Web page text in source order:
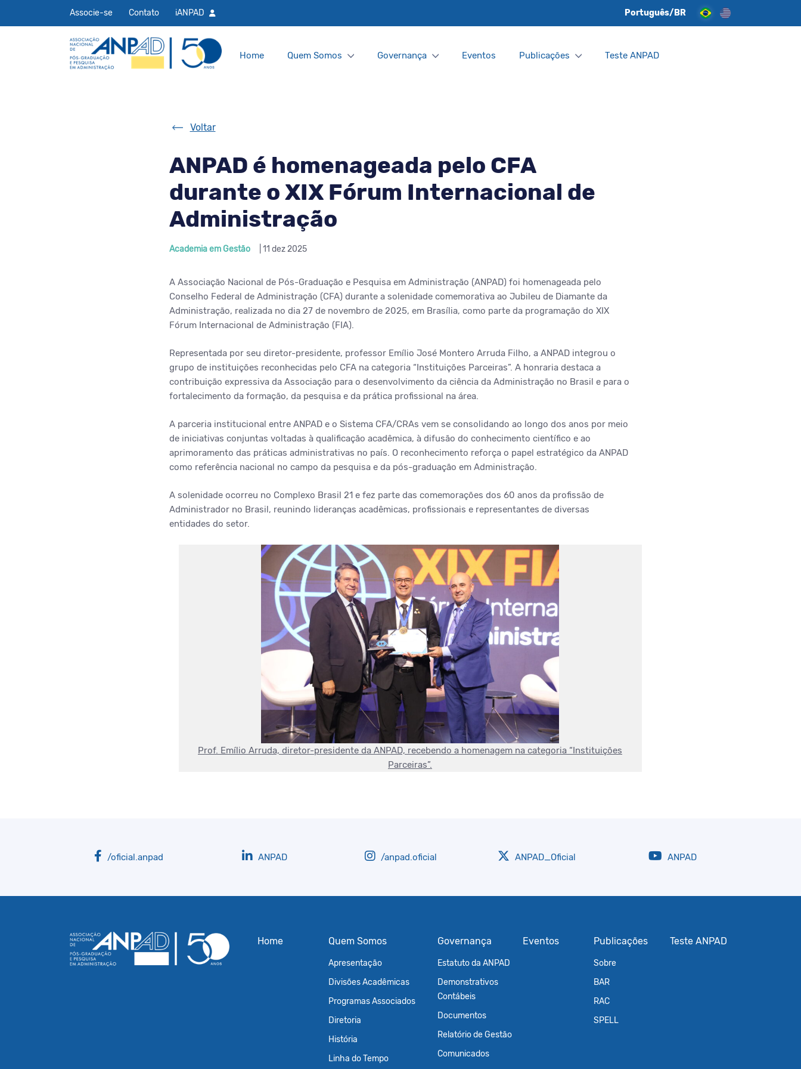
Associe-se Contato iANPAD Português/BR
Home Quem Somos Governança Eventos Publicações Teste ANPAD
Voltar
ANPAD é homenageada pelo CFA
durante o XIX Fórum Internacional de
Administração
Academia em Gestão | 11 dez 2025
A Associação Nacional de Pós-Graduação e Pesquisa em Administração (ANPAD) foi homenageada pelo
Conselho Federal de Administração (CFA) durante a solenidade comemorativa ao Jubileu de Diamante da
Administração, realizada no dia 27 de novembro de 2025, em Brasília, como parte da programação do XIX
Fórum Internacional de Administração (FIA).
Representada por seu diretor-presidente, professor Emílio José Montero Arruda Filho, a ANPAD integrou o
grupo de instituições reconhecidas pelo CFA na categoria “Instituições Parceiras”. A honraria destaca a
contribuição expressiva da Associação para o desenvolvimento da ciência da Administração no Brasil e para o
fortalecimento da formação, da pesquisa e da prática profissional na área.
A parceria institucional entre ANPAD e o Sistema CFA/CRAs vem se consolidando ao longo dos anos por meio
de iniciativas conjuntas voltadas à qualificação acadêmica, à difusão do conhecimento científico e ao
aprimoramento das práticas administrativas no país. O reconhecimento reforça o papel estratégico da ANPAD
como referência nacional no campo da pesquisa e da pós-graduação em Administração.
A solenidade ocorreu no Complexo Brasil 21 e fez parte das comemorações dos 60 anos da profissão de
Administrador no Brasil, reunindo lideranças acadêmicas, profissionais e representantes de diversas
entidades do setor.
Prof. Emílio Arruda, diretor-presidente da ANPAD, recebendo a homenagem na categoria “Instituições
Parceiras”.
/oficial.anpad ANPAD /anpad.oficial ANPAD_Oficial ANPAD
Home Quem Somos
Apresentação
Divisões Acadêmicas
Programas Associados
Diretoria
História
Linha do Tempo
Governança
Estatuto da ANPAD
Demonstrativos
Contábeis
Documentos
Relatório de Gestão
Comunicados
Eventos Publicações
Sobre
BAR
RAC
SPELL
Teste ANPAD